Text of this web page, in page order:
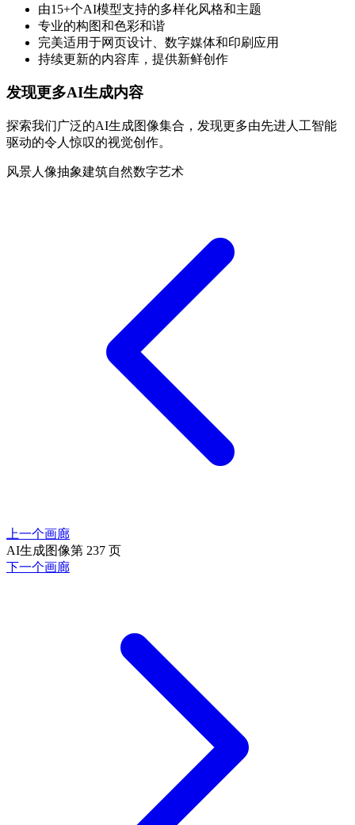
由15+个AI模型支持的多样化风格和主题
专业的构图和色彩和谐
完美适用于网页设计、数字媒体和印刷应用
持续更新的内容库，提供新鲜创作
发现更多AI生成内容
探索我们广泛的AI生成图像集合，发现更多由先进人工智能
驱动的令人惊叹的视觉创作。
风景人像抽象建筑自然数字艺术
上一个画廊
AI生成图像第 237 页
下一个画廊